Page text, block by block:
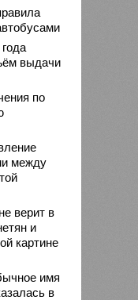
выдачи
по
между
верит в
и
картине
имя
в